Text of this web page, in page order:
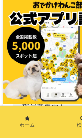
プレミアム部
おでかけわんこ
部員募集中！
ホーム